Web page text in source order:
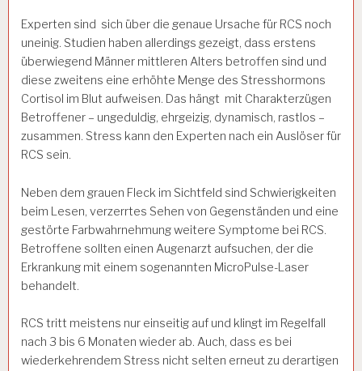
Experten sind sich über die genaue Ursache für RCS noch
uneinig. Studien haben allerdings gezeigt, dass erstens
überwiegend Männer mittleren Alters betroffen sind und
diese zweitens eine erhöhte Menge des Stresshormons
Cortisol im Blut aufweisen. Das hängt mit Charakterzügen
Betroffener – ungeduldig, ehrgeizig, dynamisch, rastlos –
zusammen. Stress kann den Experten nach ein Auslöser für
RCS sein.
Neben dem grauen Fleck im Sichtfeld sind Schwierigkeiten
beim Lesen, verzerrtes Sehen von Gegenständen und eine
gestörte Farbwahrnehmung weitere Symptome bei RCS.
Betroffene sollten einen Augenarzt aufsuchen, der die
Erkrankung mit einem sogenannten MicroPulse-Laser
behandelt.
RCS tritt meistens nur einseitig auf und klingt im Regelfall
nach 3 bis 6 Monaten wieder ab. Auch, dass es bei
wiederkehrendem Stress nicht selten erneut zu derartigen